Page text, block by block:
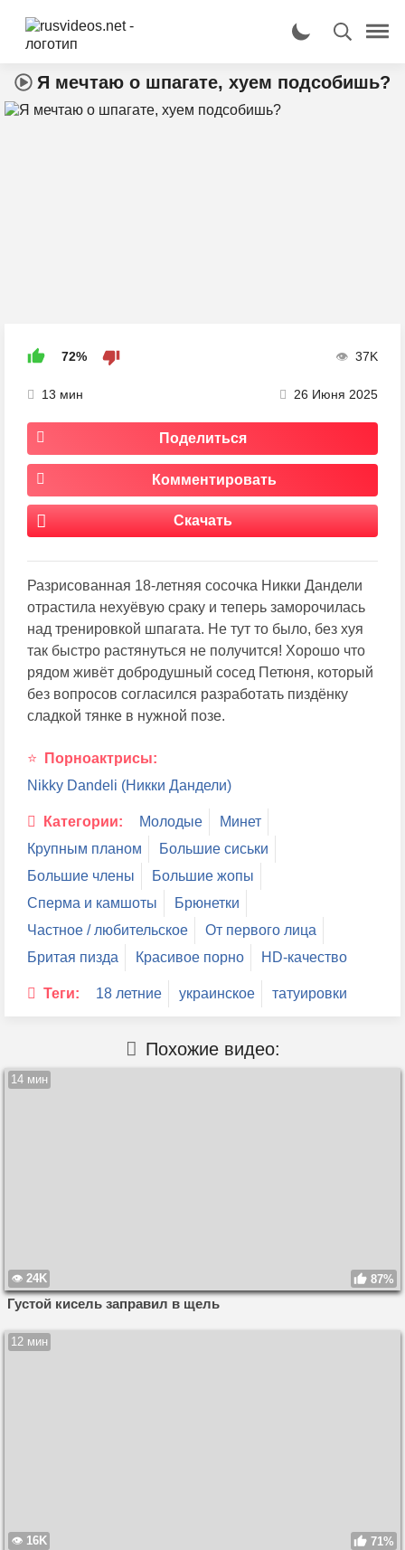
Я мечтаю о шпагате, хуем подсобишь?
72% 37K
13 мин 26 Июня 2025
Поделиться
Комментировать
Скачать
Разрисованная 18-летняя сосочка Никки Дандели
отрастила нехуёвую сраку и теперь заморочилась
над тренировкой шпагата. Не тут то было, без хуя
так быстро растянуться не получится! Хорошо что
рядом живёт добродушный сосед Петюня, который
без вопросов согласился разработать пиздёнку
сладкой тянке в нужной позе.
Порноактрисы:
Nikky Dandeli (Никки Дандели)
Категории: Молодые
Минет
Крупным планом
Большие сиськи
Большие члены
Большие жопы
Сперма и камшоты
Брюнетки
Частное / любительское
От первого лица
Бритая пизда
Красивое порно HD-качество
Теги: 18 летние украинское татуировки
Похожие видео:
14 мин
24K 87%
Густой кисель заправил в щель
12 мин
16K 71%